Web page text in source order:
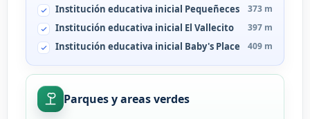
Institución educativa inicial Pequeñeces 373 m
Institución educativa inicial El Vallecito 397 m
Institución educativa inicial Baby's Place 409 m
Parques y areas verdes